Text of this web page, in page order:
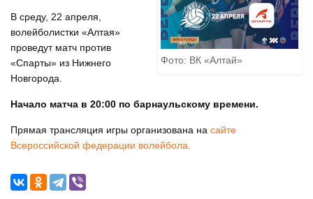
Фото: ВК «Алтай»
В среду, 22 апреля,
волейболистки «Алтая»
проведут матч против
«Спарты» из Нижнего
Новгорода.
Начало матча в 20:00 по барнаульскому времени.
Прямая трансляция игры организована на сайте
Всероссийской федерации волейбола.